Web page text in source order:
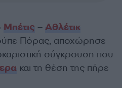
Μπέτις – Αθλέτικ
Πόρας, αποχώρησε
σύγκρουση που
και τη θέση της πήρε